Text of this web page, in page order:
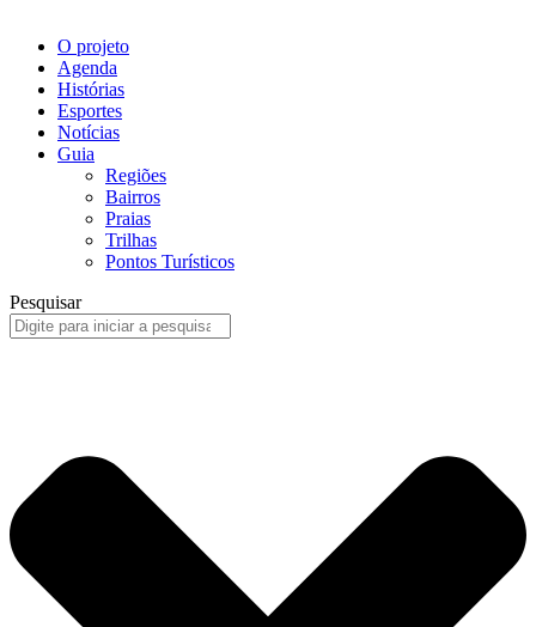
O projeto
Agenda
Histórias
Esportes
Notícias
Guia
Regiões
Bairros
Praias
Trilhas
Pontos Turísticos
Pesquisar